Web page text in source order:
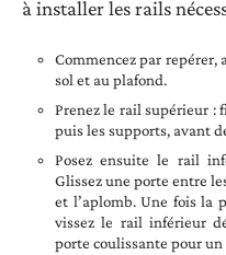
à installer les rails
Commencez par repérer,
sol et au plafond.
Prenez le rail supérieur :
puis les supports, avant
Posez ensuite le rail
Glissez une porte entre
et l’aplomb. Une fois la
vissez le rail inférieur
porte coulissante pour